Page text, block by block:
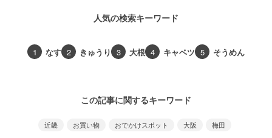
人気の検索キーワード
1 なす 2 きゅうり 3 大根 4 キャベツ 5 そうめん
この記事に関するキーワード
近畿 お買い物 おでかけスポット 大阪 梅田